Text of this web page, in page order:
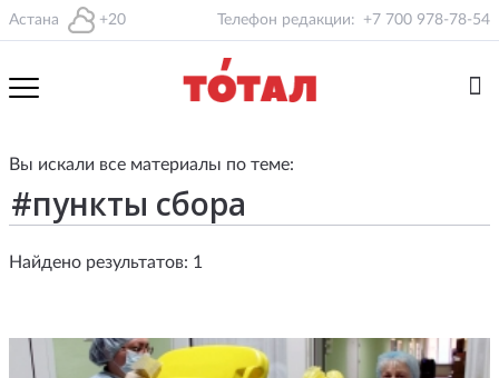
Астана +20 Телефон редакции: +7 700 978-78-54
Вы искали все материалы по теме:
Найдено результатов: 1